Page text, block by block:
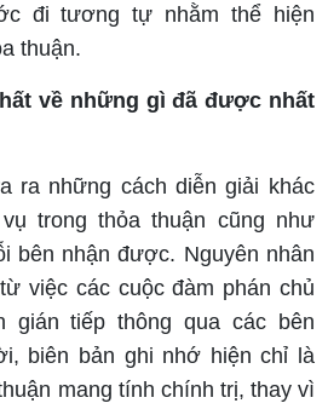
đi tương tự nhằm thể hiện
thuận.
về những gì đã được nhất
ra những cách diễn giải khác
trong thỏa thuận cũng như
bên nhận được. Nguyên nhân
việc các cuộc đàm phán chủ
gián tiếp thông qua các bên
biên bản ghi nhớ hiện chỉ là
mang tính chính trị, thay vì